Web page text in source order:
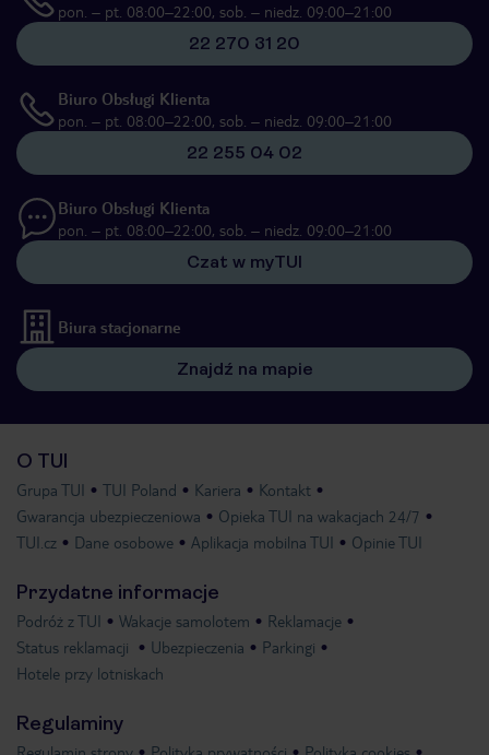
pon. – pt. 08:00–22:00, sob. – niedz. 09:00–21:00
22 270 31 20
Biuro Obsługi Klienta
pon. – pt. 08:00–22:00, sob. – niedz. 09:00–21:00
22 255 04 02
Biuro Obsługi Klienta
pon. – pt. 08:00–22:00, sob. – niedz. 09:00–21:00
Czat w myTUI
Biura stacjonarne
Znajdź na mapie
O TUI
Grupa TUI TUI Poland Kariera
Kontakt
Gwarancja ubezpieczeniowa
Opieka TUI na wakacjach 24/7
TUI.cz
Dane osobowe Aplikacja mobilna TUI Opinie TUI
Przydatne informacje
Podróż z TUI Wakacje samolotem
Reklamacje
Status reklamacji
Ubezpieczenia
Parkingi
Hotele przy lotniskach
Regulaminy